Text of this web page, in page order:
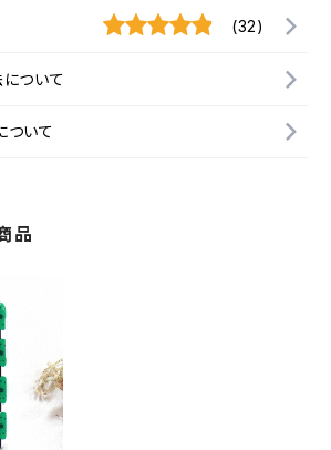
(32)
ついて
ついて
品